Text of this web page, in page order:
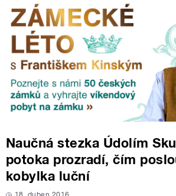
Naučná stezka Údolím
potoka prozradí, čím
kobylka luční